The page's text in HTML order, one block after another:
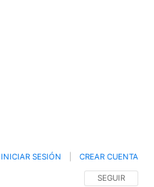
SIGA ESTA
SEGUIR
INICIAR SESIÓN CREAR CUENTA